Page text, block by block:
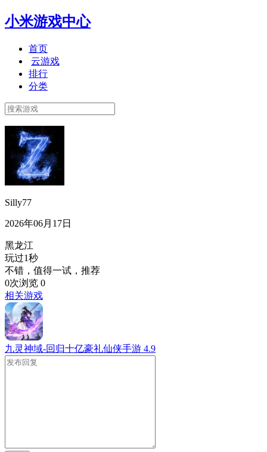
小米游戏中心
首页
云游戏
排行
分类
Silly77
2026年06月17日
黑龙江
玩过1秒
不错，值得一试，推荐
0次浏览 0
相关游戏
九灵神域-回归十亿豪礼仙侠手游 4.9